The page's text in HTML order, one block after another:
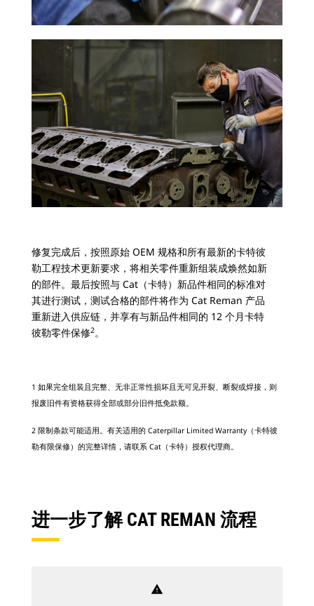
修复完成后，按照原始 OEM 规格和所有最新的卡特彼
勒工程技术更新要求，将相关零件重新组装成焕然如新
的部件。最后按照与 Cat（卡特）新品件相同的标准对
其进行测试，测试合格的部件将作为 Cat Reman 产品
重新进入供应链，并享有与新品件相同的 12 个月卡特
彼勒零件保修2。
1 如果完全组装且完整、无非正常性损坏且无可见开裂、断裂或焊接，则
报废旧件有资格获得全部或部分旧件抵免款额。
2 限制条款可能适用。有关适用的 Caterpillar Limited Warranty（卡特彼
勒有限保修）的完整详情，请联系 Cat（卡特）授权代理商。
进一步了解 CAT REMAN 流程
warning